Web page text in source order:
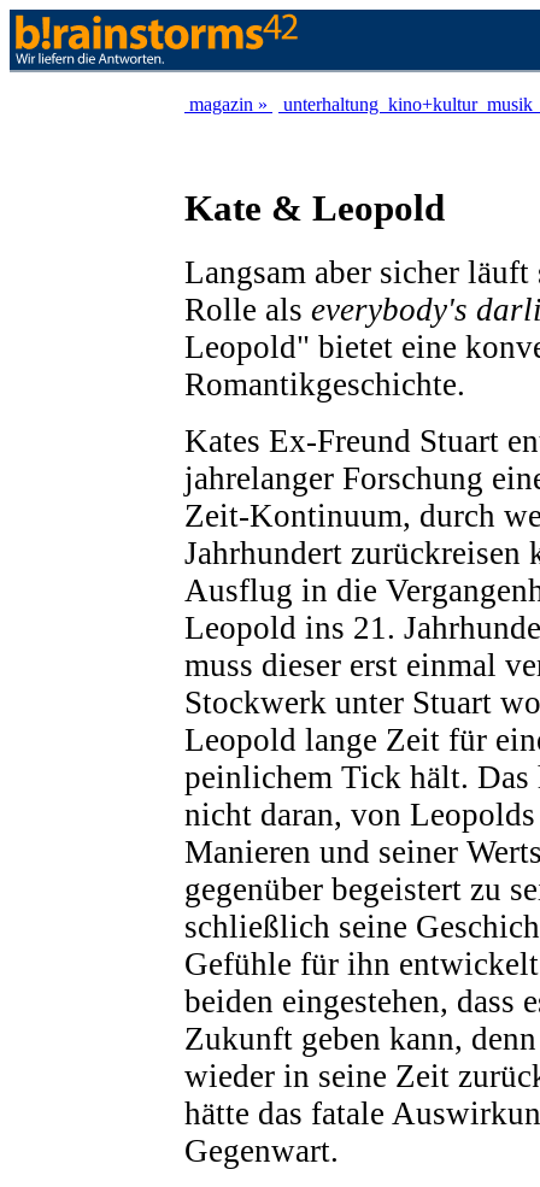
magazin » unterhaltung kino+kultur musik
Kate & Leopold
Langsam aber sicher
Rolle als everybody's
Leopold" bietet eine
Romantikgeschichte.
Kates Ex-Freund Stuart
jahrelanger Forschung
Zeit-Kontinuum, durch
Jahrhundert zurückreisen
Ausflug in die
Leopold ins 21.
muss dieser erst einmal
Stockwerk unter Stuart
Leopold lange Zeit für
peinlichem Tick hält. Das
nicht daran, von
Manieren und seiner
gegenüber begeistert zu
schließlich seine
Gefühle für ihn
beiden eingestehen, dass
Zukunft geben kann,
wieder in seine Zeit
hätte das fatale
Gegenwart.